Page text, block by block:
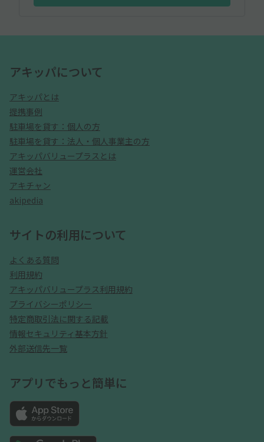
アキッパについて
アキッパとは
提携事例
駐車場を貸す：個人の方
駐車場を貸す：法人・個人事業主の方
アキッパバリュープラスとは
運営会社
アキチャン
akipedia
サイトの利用について
よくある質問
利用規約
アキッパバリュープラス利用規約
プライバシーポリシー
特定商取引法に関する記載
情報セキュリティ基本方針
外部送信先一覧
アプリでもっと簡単に